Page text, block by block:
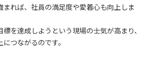
れば、社員の満足度や愛着心も向上しま
を達成しようという現場の士気が高まり、
つながるのです。